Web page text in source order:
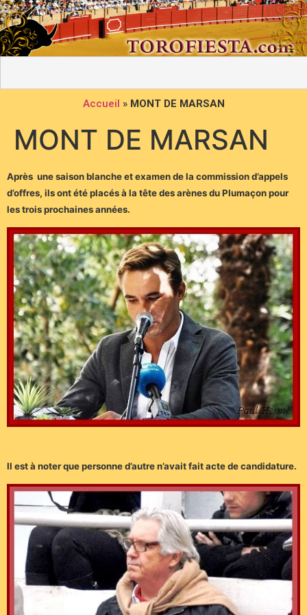
Accueil » MONT DE MARSAN
MONT DE MARSAN
Après une saison blanche et examen de la commission d’appels
d’offres, ils ont été placés à la tête des arènes du Plumaçon pour
les trois prochaines années.
Il est à noter que personne d’autre n’avait fait acte de candidature.